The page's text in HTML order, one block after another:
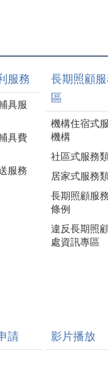
服務
具服
具費
服務
長期照顧
區
機構住宿式
機構
社區式服務
居家式服務
長期照顧服
條例
違反長期照
處資訊專區
請 影片播放